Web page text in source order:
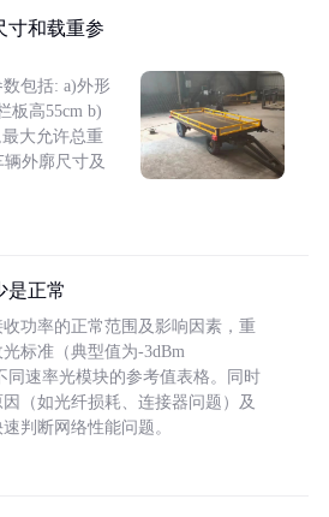
寸和载重参
包括: a)外形
板高55cm b)
大允许总重
外廓尺寸及
是正常
功率的正常范围及影响因素，重
标准（典型值为-3dBm
同速率光模块的参考值表格。同时
（如光纤损耗、连接器问题）及
判断网络性能问题。